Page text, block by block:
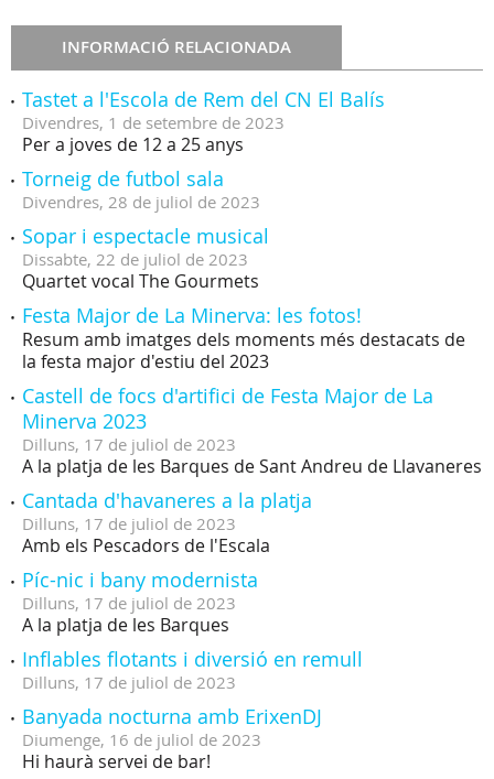
INFORMACIÓ RELACIONADA
Tastet a l'Escola de Rem del CN El Balís
Divendres, 1 de setembre de 2023
Per a joves de 12 a 25 anys
Torneig de futbol sala
Divendres, 28 de juliol de 2023
Sopar i espectacle musical
Dissabte, 22 de juliol de 2023
Quartet vocal The Gourmets
Festa Major de La Minerva: les fotos!
Resum amb imatges dels moments més destacats de
la festa major d'estiu del 2023
Castell de focs d'artifici de Festa Major de La
Minerva 2023
Dilluns, 17 de juliol de 2023
A la platja de les Barques de Sant Andreu de Llavaneres
Cantada d'havaneres a la platja
Dilluns, 17 de juliol de 2023
Amb els Pescadors de l'Escala
Píc-nic i bany modernista
Dilluns, 17 de juliol de 2023
A la platja de les Barques
Inflables flotants i diversió en remull
Dilluns, 17 de juliol de 2023
Banyada nocturna amb ErixenDJ
Diumenge, 16 de juliol de 2023
Hi haurà servei de bar!